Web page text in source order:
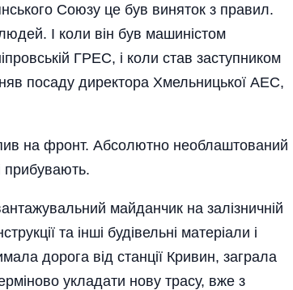
Союзу це був виняток з правил.
І коли він був машиністом
ГРЕС, і коли став заступником
посаду директора Хмельницької АЕС,
на фронт. Аб­солютно необлаштований
прибувають.
майданчик на залізничній
та інші будівельні матеріали і
дорога від станції Кривин, заграла
укладати нову трасу, вже з